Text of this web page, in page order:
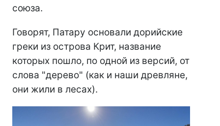
союза.
Говорят, Патару основали дорийские
греки из острова Крит, название
которых пошло, по одной из версий, от
слова "дерево" (как и наши древляне,
они жили в лесах).